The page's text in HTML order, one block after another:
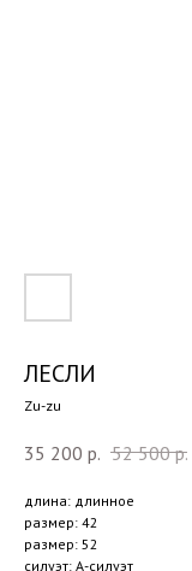
ЛЕСЛИ
Zu-zu
35 200 р. 52 500 р.
длина: длинное
размер: 42
размер: 52
силуэт: А-силуэт